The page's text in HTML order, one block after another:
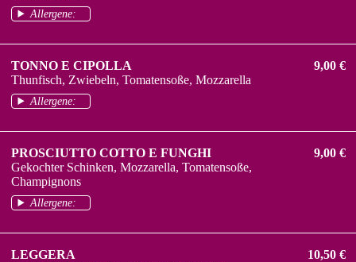
Allergene:
TONNO E CIPOLLA
Thunfisch, Zwiebeln, Tomatensoße, Mozzarella
Allergene:
9,00 €
PROSCIUTTO COTTO E FUNGHI
Gekochter Schinken, Mozzarella, Tomatensoße,
Champignons
Allergene:
9,00 €
LEGGERA
10,50 €